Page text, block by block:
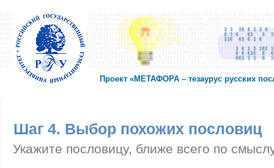
Проект «МЕТАФОРА – тезаурус русских
Шаг 4. Выбор похожих пословиц
Укажите пословицу, ближе всего по